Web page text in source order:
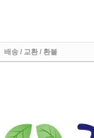
배송 / 교환 / 환불